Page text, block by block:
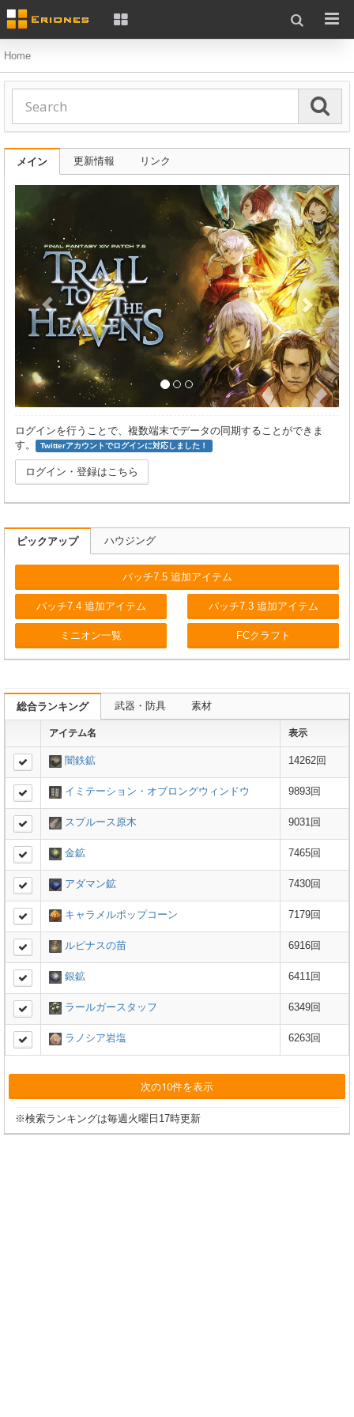
Home
メイン 更新情報 リンク
ログインを行うことで、複数端末でデータの同期することができま
す。
Twitterアカウントでログインに対応しました！
ログイン・登録はこちら
ピックアップ ハウジング
パッチ7.5 追加アイテム
パッチ7.4 追加アイテム
ミニオン一覧
パッチ7.3 追加アイテム
FCクラフト
総合ランキング 武器・防具 素材
アイテム名 表示
闇鉄鉱 14262回
イミテーション・オブロングウィンドウ 9893回
スプルース原木 9031回
金鉱 7465回
アダマン鉱 7430回
キャラメルポップコーン 7179回
ルピナスの苗 6916回
銀鉱 6411回
ラールガースタッフ 6349回
ラノシア岩塩 6263回
次の10件を表示
※検索ランキングは毎週火曜日17時更新